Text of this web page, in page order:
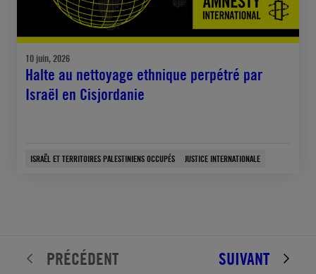
10 juin, 2026
Halte au nettoyage ethnique perpétré par
Israël en Cisjordanie
ISRAËL ET TERRITOIRES PALESTINIENS OCCUPÉS JUSTICE INTERNATIONALE
PRÉCÉDENT SUIVANT